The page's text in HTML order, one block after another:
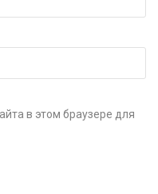
в этом браузере для